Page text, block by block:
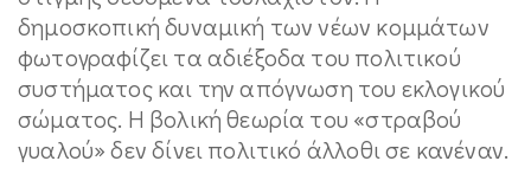
δημοσκοπική δυναμική των νέων κομμάτων
φωτογραφίζει τα αδιέξοδα του πολιτικού
συστήματος και την απόγνωση του εκλογικού
σώματος. Η βολική θεωρία του «στραβού
γυαλού» δεν δίνει πολιτικό άλλοθι σε κανέναν.